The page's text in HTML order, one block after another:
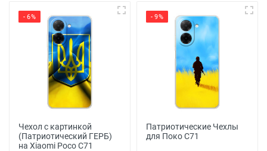
- 6%
Чехол с картинкой
(Патриотический ГЕРБ)
на Xiaomi Poco C71
- 9%
Патриотические Чехлы
для Поко С71